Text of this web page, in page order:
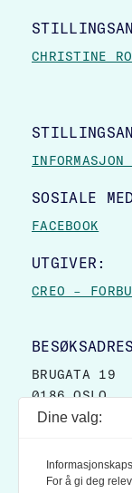
CHRISTINE
SOSIALE
FACEBOOK
UTGIVER:
CREO –
BRUGATA 19
0186 OSLO
POSTBOKS
0133 OSLO
Dine valg:
For å gi deg